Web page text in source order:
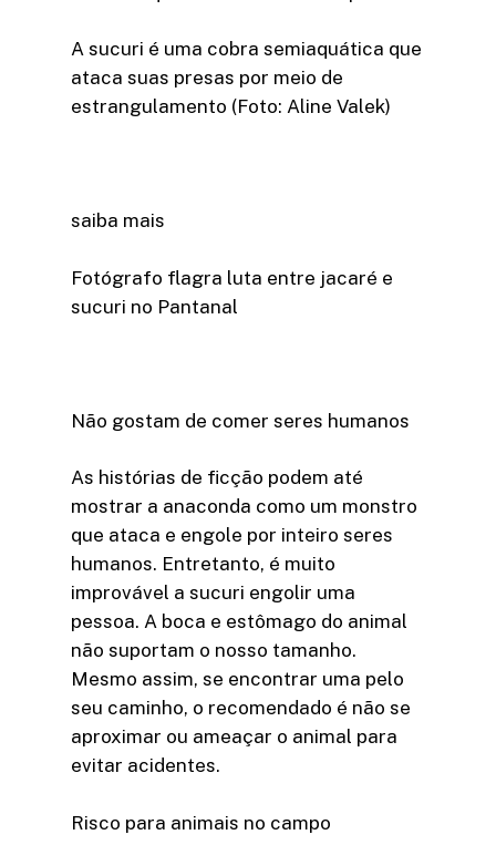
A sucuri é uma cobra semiaquática que
ataca suas presas por meio de
estrangulamento (Foto: Aline Valek)
saiba mais
Fotógrafo flagra luta entre jacaré e
sucuri no Pantanal
Não gostam de comer seres humanos
As histórias de ficção podem até
mostrar a anaconda como um monstro
que ataca e engole por inteiro seres
humanos. Entretanto, é muito
improvável a sucuri engolir uma
pessoa. A boca e estômago do animal
não suportam o nosso tamanho.
Mesmo assim, se encontrar uma pelo
seu caminho, o recomendado é não se
aproximar ou ameaçar o animal para
evitar acidentes.
Risco para animais no campo